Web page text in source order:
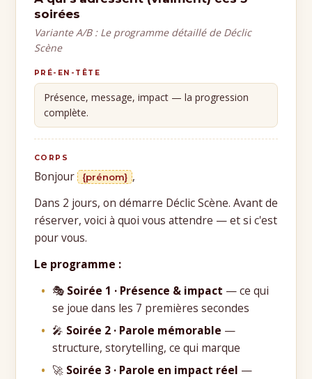
soirées
Variante A/B : Le programme détaillé de Déclic
Scène
PRÉ-EN-TÊTE
Présence, message, impact — la progression
complète.
CORPS
Bonjour {prénom} ,
Dans 2 jours, on démarre Déclic Scène. Avant de
réserver, voici à quoi vous attendre — et si c'est
pour vous.
Le programme :
🎭 Soirée 1 · Présence & impact — ce qui
se joue dans les 7 premières secondes
🎤 Soirée 2 · Parole mémorable —
structure, storytelling, ce qui marque
🚀 Soirée 3 · Parole en impact réel —